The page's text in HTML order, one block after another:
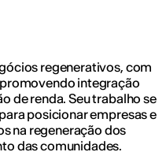
regenerativos, com
integração
de renda. Seu trabalho se
posicionar empresas e
na regeneração dos
das comunidades.